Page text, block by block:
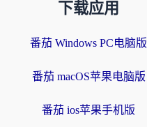
下载应用
番茄 Windows PC电脑版
番茄 macOS苹果电脑版
番茄 ios苹果手机版